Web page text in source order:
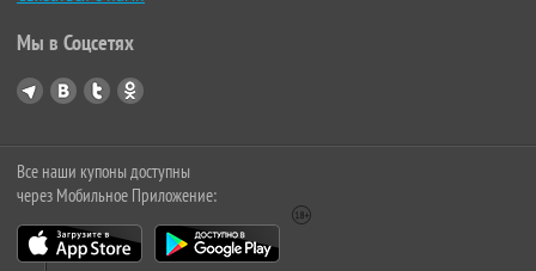
Мы в Соцсетях
Все наши купоны доступны
через Мобильное Приложение: